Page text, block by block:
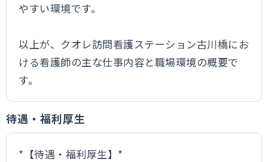
やすい環境です。
以上が、クオレ訪問看護ステーション古川橋にお
ける看護師の主な仕事内容と職場環境の概要で
す。
待遇・福利厚生
*【待遇・福利厚生】*